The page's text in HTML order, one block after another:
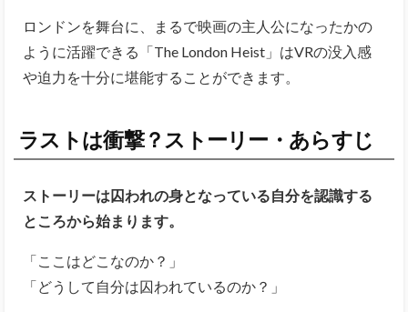
ロンドンを舞台に、まるで映画の主人公になったかの
ように活躍できる「The London Heist」はVRの没入感
や迫力を十分に堪能することができます。
ラストは衝撃？ストーリー・あらすじ
ストーリーは囚われの身となっている自分を認識する
ところから始まります。
「ここはどこなのか？」
「どうして自分は囚われているのか？」